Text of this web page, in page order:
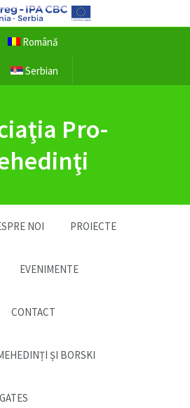
Română
Serbian
Pro-
NOI PROIECTE
EVENIMENTE
CONTACT
ȘI BORSKI